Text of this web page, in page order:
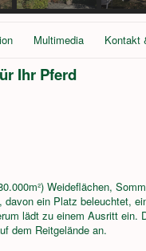
Multimedia Kontakt
Ihr Pferd
Weideflächen,
davon ein Platz beleuchtet,
lädt zu einem Ausritt ein.
dem Reitgelände an.